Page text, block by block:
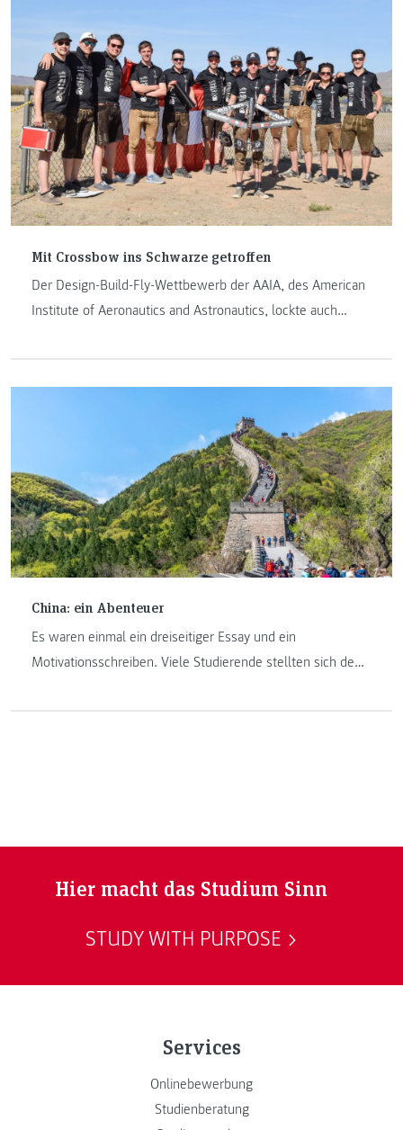
Mit Crossbow ins Schwarze getroffen
Der Design-Build-Fly-Wettbewerb der AAIA, des American
Institute of Aeronautics and Astronautics, lockte auch
unsere joanneum Aeronautics unter den rund hundert
ausgewählten Teams, die an den Start gehen durften.
China: ein Abenteuer
Es waren einmal ein dreiseitiger Essay und ein
Motivationsschreiben. Viele Studierende stellten sich dem
Hier macht das Studium Sinn
STUDY WITH PURPOSE
Services
Onlinebewerbung
Studienberatung